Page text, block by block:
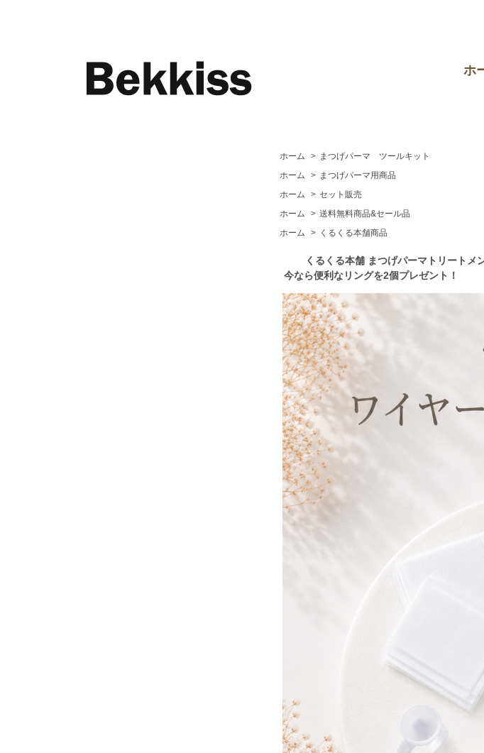
ホ
ホーム > まつげパーマ ツールキット
ホーム
> まつげパーマ用商品
ホーム
> セット販売
ホーム
> 送料無料商品&セール品
ホーム
> くるくる本舗商品
くるくる本舗 まつげパーマトリート
今なら便利なリングを2個プレゼント！